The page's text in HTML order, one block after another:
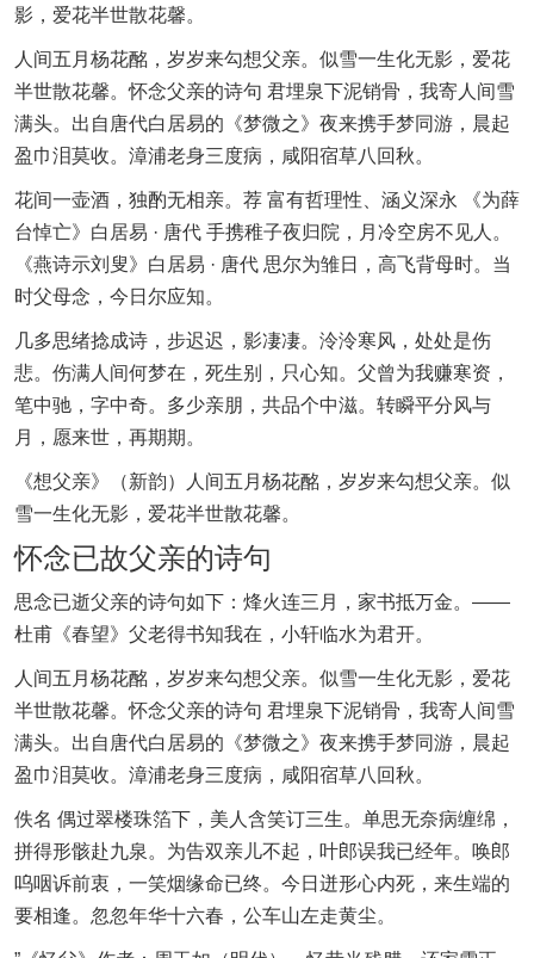
影，爱花半世散花馨。
人间五月杨花酩，岁岁来勾想父亲。似雪一生化无影，爱花
半世散花馨。怀念父亲的诗句 君埋泉下泥销骨，我寄人间雪
满头。出自唐代白居易的《梦微之》夜来携手梦同游，晨起
盈巾泪莫收。漳浦老身三度病，咸阳宿草八回秋。
花间一壶酒，独酌无相亲。荐 富有哲理性、涵义深永 《为薛
台悼亡》白居易 · 唐代 手携稚子夜归院，月冷空房不见人。
《燕诗示刘叟》白居易 · 唐代 思尔为雏日，高飞背母时。当
时父母念，今日尔应知。
几多思绪捻成诗，步迟迟，影凄凄。泠泠寒风，处处是伤
悲。伤满人间何梦在，死生别，只心知。父曾为我赚寒资，
笔中驰，字中奇。多少亲朋，共品个中滋。转瞬平分风与
月，愿来世，再期期。
《想父亲》（新韵）人间五月杨花酩，岁岁来勾想父亲。似
雪一生化无影，爱花半世散花馨。
怀念已故父亲的诗句
思念已逝父亲的诗句如下：烽火连三月，家书抵万金。——
杜甫《春望》父老得书知我在，小轩临水为君开。
人间五月杨花酩，岁岁来勾想父亲。似雪一生化无影，爱花
半世散花馨。怀念父亲的诗句 君埋泉下泥销骨，我寄人间雪
满头。出自唐代白居易的《梦微之》夜来携手梦同游，晨起
盈巾泪莫收。漳浦老身三度病，咸阳宿草八回秋。
佚名 偶过翠楼珠箔下，美人含笑订三生。单思无奈病缠绵，
拼得形骸赴九泉。为告双亲儿不起，叶郎误我已经年。唤郎
呜咽诉前衷，一笑烟缘命已终。今日迸形心内死，来生端的
要相逢。忽忽年华十六春，公车山左走黄尘。